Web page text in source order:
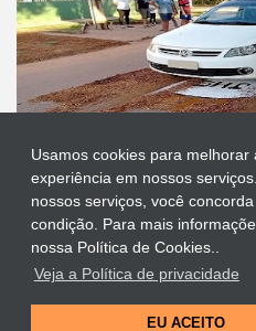
Usamos cookies para melhorar
experiência em nossos
nossos serviços, você
condição. Para mais
nossa Política de Cookies..
Veja a Política de privacidade
EU ACEITO
Protestante destrói tapete de
se revoltam